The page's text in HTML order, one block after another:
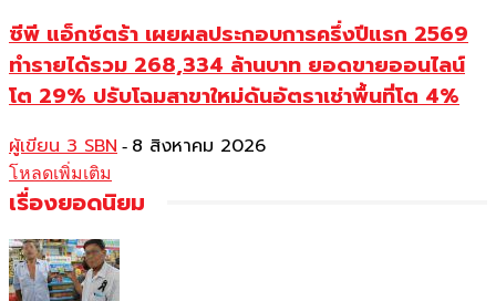
ซีพี แอ็กซ์ตร้า เผยผลประกอบการครึ่งปีแรก 2569
ทำรายได้รวม 268,334 ล้านบาท ยอดขายออนไลน์
โต 29% ปรับโฉมสาขาใหม่ดันอัตราเช่าพื้นที่โต 4%
ผู้เขียน 3 SBN - 8 สิงหาคม 2026
โหลดเพิ่มเติม
เรื่องยอดนิยม